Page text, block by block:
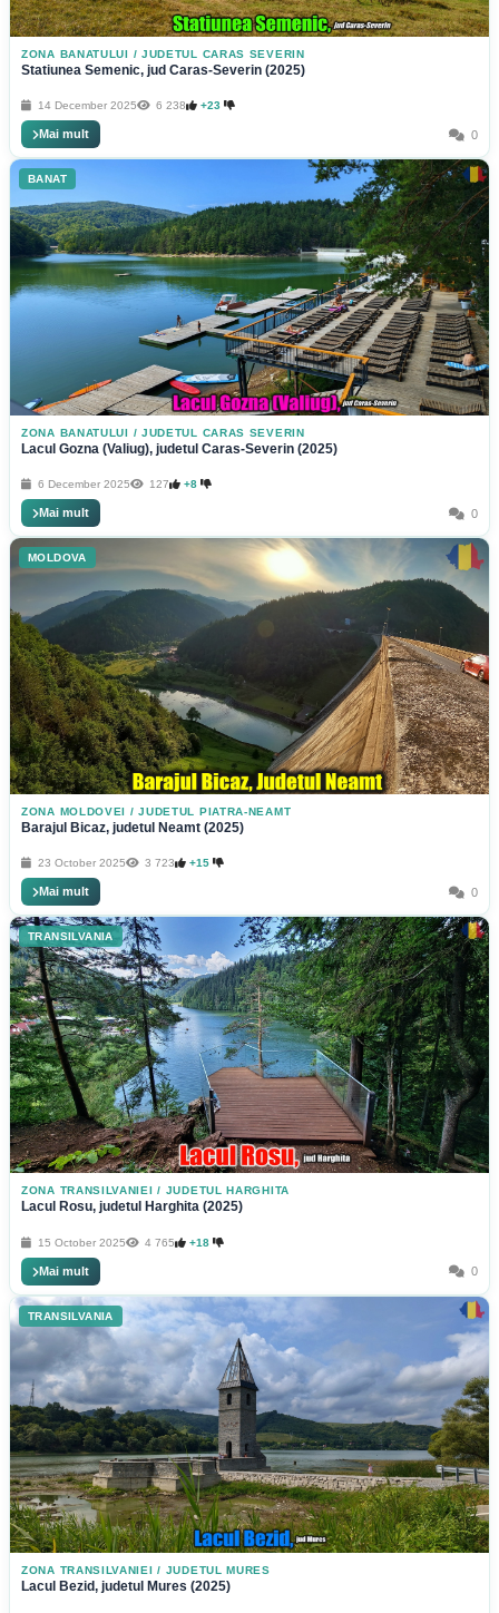
ZONA BANATULUI / JUDETUL CARAS SEVERIN
Statiunea Semenic, jud Caras-Severin (2025)
14 December 2025 6 238 +23
Mai mult 0
BANAT
ZONA BANATULUI / JUDETUL CARAS SEVERIN
Lacul Gozna (Valiug), judetul Caras-Severin (2025)
6 December 2025 127 +8
Mai mult 0
MOLDOVA
ZONA MOLDOVEI /JUDETUL PIATRA-NEAMT
Barajul Bicaz, judetul Neamt (2025)
23 October 2025 3 723 +15
Mai mult 0
TRANSILVANIA
ZONA TRANSILVANIEI / JUDETUL HARGHITA
Lacul Rosu, judetul Harghita (2025)
15 October 2025 4 765 +18
Mai mult 0
TRANSILVANIA
ZONA TRANSILVANIEI / JUDETUL MURES
Lacul Bezid, judetul Mures (2025)